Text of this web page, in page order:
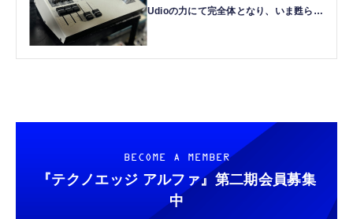
Udioの力にて完全体となり、いま甦らん
BECOME A MEMBER
『テクノエッジ アルファ』 第二期会員募集
中